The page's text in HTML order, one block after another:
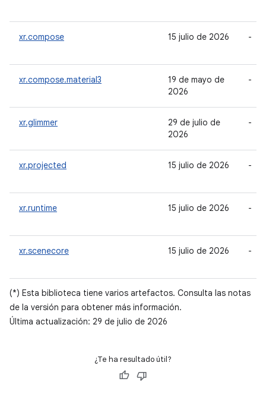
xr.compose 15 julio de 2026 -
xr.compose.material3
19 de mayo de
2026
-
xr.glimmer
29 de julio de
2026
-
xr.projected 15 julio de 2026 -
xr.runtime 15 julio de 2026 -
xr.scenecore 15 julio de 2026 -
(*) Esta biblioteca tiene varios artefactos. Consulta las notas
de la versión para obtener más información.
Última actualización: 29 de julio de 2026
¿Te ha resultado útil?